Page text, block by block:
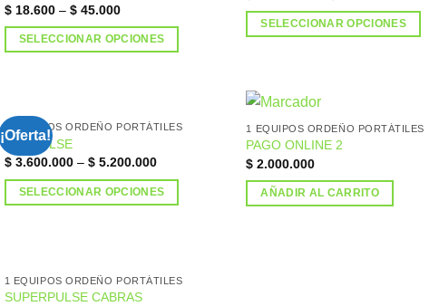
$18.600– $45.000
SELECCIONAR OPCIONES
SELECCIONAR OPCIONES
¡Oferta!
1 EQUIPOS ORDEÑO PORTÁTILES
MINIPULSE
$3.600.000– $5.200.000
SELECCIONAR OPCIONES
1 EQUIPOS ORDEÑO PORTÁTILES
PAGO ONLINE 2
$ 2.000.000
AÑADIR AL CARRITO
1 EQUIPOS ORDEÑO PORTÁTILES
SUPERPULSE CABRAS